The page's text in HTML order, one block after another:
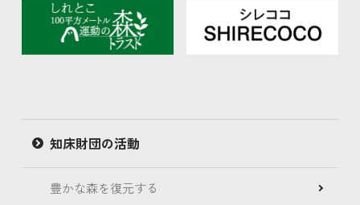
知床財団の活動
豊かな森を復元する